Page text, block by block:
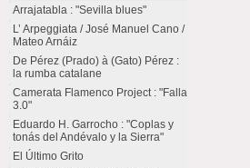
Arrajatabla : "Sevilla blues"
L’ Arpeggiata / José Manuel Cano /
Mateo Arnáiz
De Pérez (Prado) à (Gato) Pérez :
la rumba catalane
Camerata Flamenco Project : "Falla
3.0"
Eduardo H. Garrocho : "Coplas y
tonás del Andévalo y la Sierra"
El Último Grito